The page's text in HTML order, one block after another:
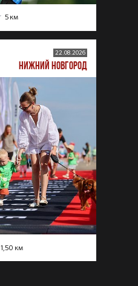
5 км
22.08.2026
НИЖНИЙ НОВГОРОД
1,50 км